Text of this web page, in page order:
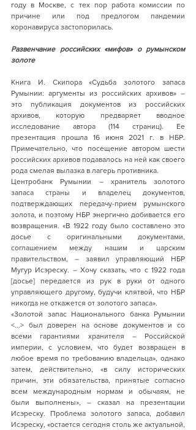
году в Москве, с тех пор работа комиссии по
причине или под предлогом пандемии
коронавируса застопорилась.
Развенчание российских «мифов» о румынском
золоте
Книга И. Скипора «Судьба золотого запаса
Румынии: аргументы из российских архивов» –
это публикация документов из российских
архивов, которую предваряет вводное
исследование автора (114 страниц). Ее
презентация прошла 16 июня 2021 г. в НБР.
Примечательно, что посещение автором шести
российских архивов подавалось на ней как своего
рода смелая вылазка в лагерь противника.
Центробанк Румынии – хранитель золотого
запаса страны и владелец документов,
подтверждающих передачу-прием румынского
золота, и поэтому НБР энергично добивается его
возвращения. «В 1922 году было составлено это
досье с оригинальными документами,
соглашением между нашим и царским
правительством, – заявил управляющий НБР
Мугур Исэреску. – Хочу сказать, что с 1922 года
[досье] передается из рук в руки от одного
управляющего другому, будучи клятвой, что НБР
никогда не откажется от золотого запаса».
«Золотой запас Национального банка Румынии
<...> был доверен на основе документов и со
всеми гарантиями хранителя – Российской
империи, с условием, что будет возвращен в
любое время по требованию владельца», однако
затем, действительно, «в силу исторических
причин, эти обязательства, принятые согласно
всем международным нормам и обычаям, не
были выполнены», – сказал на презентации
Исэреску. Проблема золотого запаса, добавил
Исэреску, «остается сегодня столь же актуальной,